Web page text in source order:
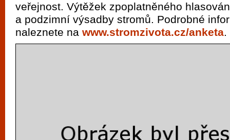
veřejnost. Výtěžek zpoplatněného
a podzimní výsadby stromů. Podrobné
naleznete na www.stromzivota.cz/anketa.